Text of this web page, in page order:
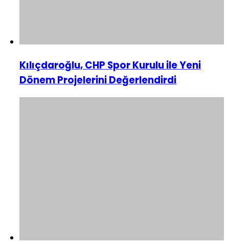
Kılıçdaroğlu, CHP Spor Kurulu ile Yeni
Dönem Projelerini Değerlendirdi